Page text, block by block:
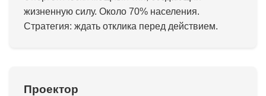
жизненную силу. Около 70% населения.
Стратегия: ждать отклика перед действием.
Проектор